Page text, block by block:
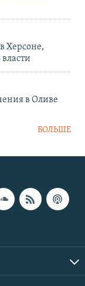
Херсоне,
в Оливе
БОЛЬШЕ